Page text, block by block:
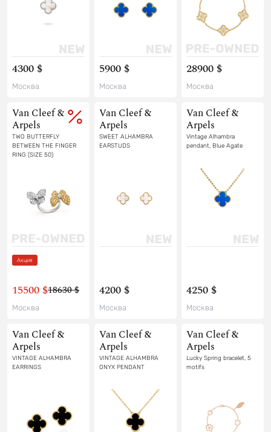
4300 $
Москва
5900 $
Москва
28900 $
Москва
Van Cleef &
Arpels
TWO BUTTERFLY
BETWEEN THE FINGER
RING (SIZE 50)
Акция
15500 $18630 $
Москва
Van Cleef &
Arpels
SWEET ALHAMBRA
EARSTUDS
4200 $
Москва
Van Cleef &
Arpels
Vintage Alhambra
pendant, Blue Agate
4250 $
Москва
Van Cleef &
Arpels
VINTAGE ALHAMBRA
EARRINGS
Van Cleef &
Arpels
VINTAGE ALHAMBRA
ONYX PENDANT
Van Cleef &
Arpels
Lucky Spring bracelet, 5
motifs